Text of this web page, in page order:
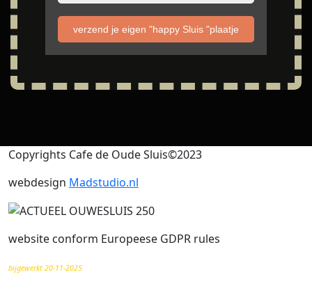
verzend je eigen "happy Sluis "plaatje
Copyrights Cafe de Oude Sluis©2023
webdesign Madstudio.nl
website conform Europeese GDPR rules
bijgewerkt 20-11-2025